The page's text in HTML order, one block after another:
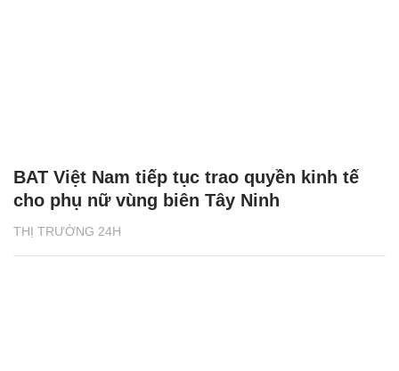
THỊ TRƯỜNG 24H
BAT Việt Nam tiếp tục trao quyền kinh tế
cho phụ nữ vùng biên Tây Ninh